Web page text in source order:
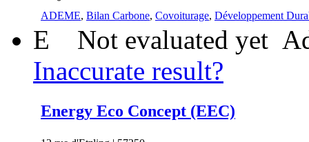
ADEME, Bilan Carbone, Covoiturage, Développement
E Not evaluated yet
Inaccurate result?
Energy Eco Concept (EEC)